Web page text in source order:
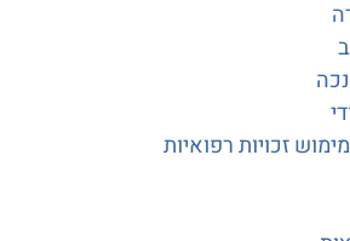
רפואיות